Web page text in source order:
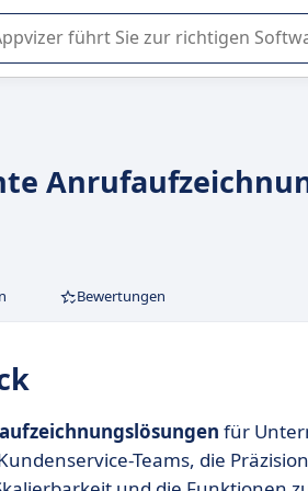
bei der Nutzung oder Auswahl von
Bewertungen
für
Teams, die